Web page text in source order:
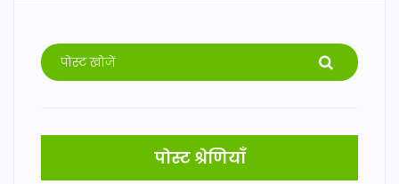
पोस्ट श्रेणियाँ